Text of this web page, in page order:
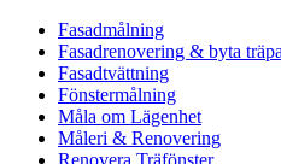
Fasadmålning
Fasadrenovering & byta
Fasadtvättning
Fönstermålning
Måla om Lägenhet
Måleri & Renovering
Renovera Träfönster